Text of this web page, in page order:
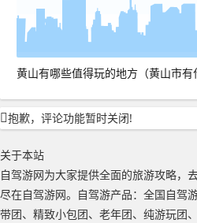
黄山有哪些值得玩的地方（黄山市有
抱歉，评论功能暂时关闭!
关于本站
自驾游网为大家提供全面的旅游攻略，
尽在自驾游网。自驾游产品：全国自驾
带团、精致小包团、老年团、纯游玩团